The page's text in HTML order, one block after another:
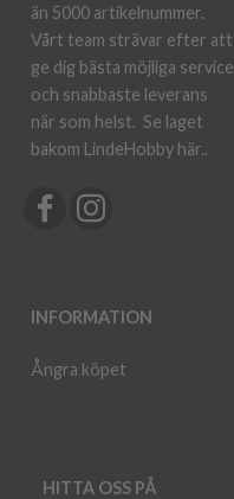
än 5000 artikelnummer.
Vårt team strävar efter att
ge dig bästa möjliga service
och snabbaste leverans
när som helst. Se laget
bakom LindeHobby här..
INFORMATION
Ångra köpet
HITTA OSS PÅ